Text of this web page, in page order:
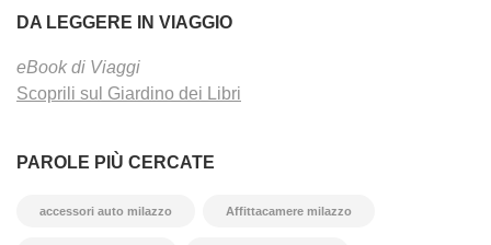
DA LEGGERE IN VIAGGIO
eBook di Viaggi
Scoprili sul Giardino dei Libri
PAROLE PIÙ CERCATE
accessori auto milazzo Affittacamere milazzo